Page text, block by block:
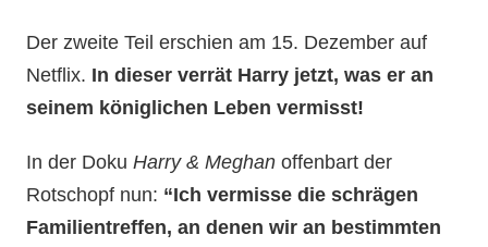
Der zweite Teil erschien am 15. Dezember auf
Netflix. In dieser verrät Harry jetzt, was er an
seinem königlichen Leben vermisst!
In der DokuHarry & Meghan offenbart der
Rotschopf nun: “Ich vermisse die schrägen
Familientreffen, an denen wir an bestimmten